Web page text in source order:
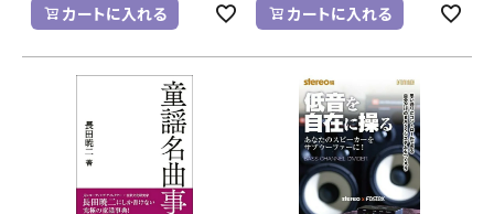
カートに入れる カートに入れる